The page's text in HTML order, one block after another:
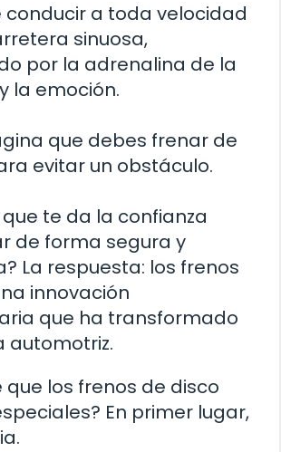
a toda velocidad
sinuosa,
por la adrenalina de la
la emoción.
que debes frenar de
evitar un obstáculo.
que te da la confianza
de forma segura y
La respuesta: los frenos
innovación
que ha transformado
automotriz.
que los frenos de disco
En primer lugar,